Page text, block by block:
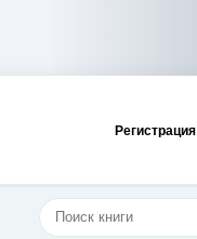
Регистрация